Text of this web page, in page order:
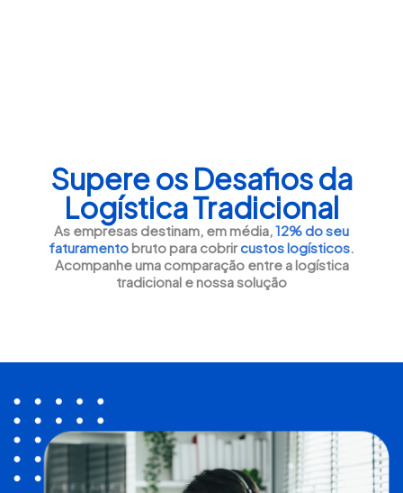
Supere os Desafios da
Logística Tradicional
As empresas destinam, em média,12% do seu
faturamento bruto para cobrircustos logísticos.
Acompanhe uma comparação entre a logística
tradicional e nossa solução